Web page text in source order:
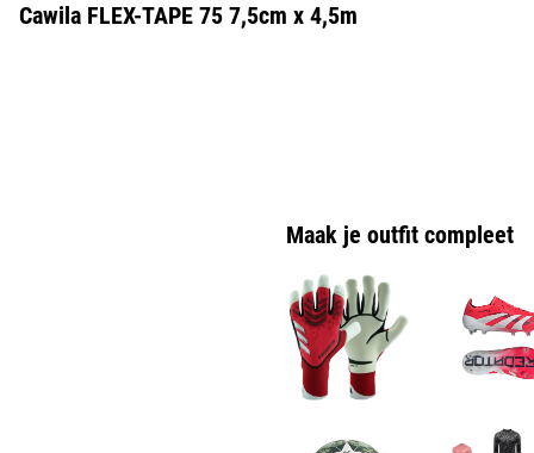
Cawila FLEX-TAPE 75 7,5cm x 4,5m
Maak je outfit compleet